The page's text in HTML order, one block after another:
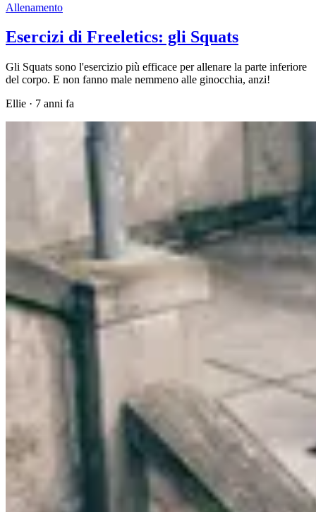
Allenamento
Esercizi di Freeletics: gli Squats
Gli Squats sono l'esercizio più efficace per allenare la parte inferiore
del corpo. E non fanno male nemmeno alle ginocchia, anzi!
Ellie · 7 anni fa